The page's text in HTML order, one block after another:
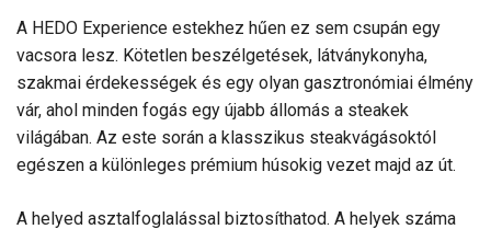
A HEDO Experience estekhez hűen ez sem csupán egy
vacsora lesz. Kötetlen beszélgetések, látványkonyha,
szakmai érdekességek és egy olyan gasztronómiai élmény
vár, ahol minden fogás egy újabb állomás a steakek
világában. Az este során a klasszikus steakvágásoktól
egészen a különleges prémium húsokig vezet majd az út.
A helyed asztalfoglalással biztosíthatod. A helyek száma